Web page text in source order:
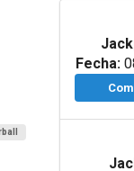
Fecha: